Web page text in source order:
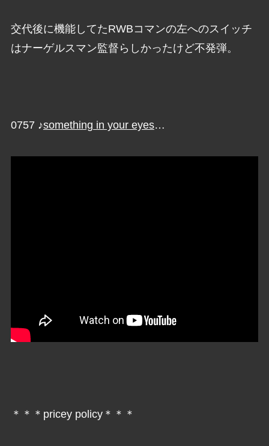
交代後に機能してたRWBコマンの左へのスイッチ
はナーゲルスマン監督らしかったけど不発弾。
0757 ♪something in your eyes…
＊＊＊pricey policy＊＊＊